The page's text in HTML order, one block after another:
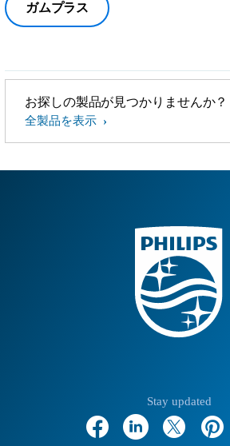
ガムプラス
お探しの製品が見つかりませんか？
全製品を表示
Stay updated